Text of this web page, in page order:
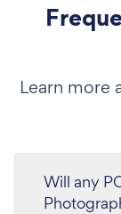
Learn more
Will any